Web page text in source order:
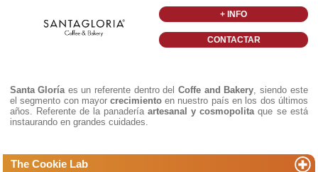
+ INFO
CONTACTAR
Santa Gloría es un referente dentro del Coffe and Bakery , siendo este
el segmento con mayor crecimiento en nuestro país en los dos últimos
años. Referente de la panadería artesanal y cosmopolita que se está
instaurando en grandes cuidades.
The Cookie Lab